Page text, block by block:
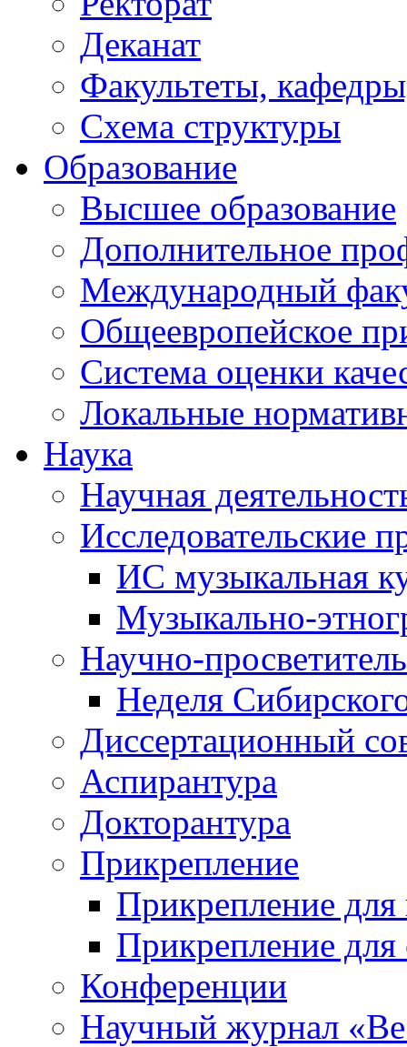
Деканат
Факультеты,
Схема структуры
Образование
Высшее образование
Дополнительное
Международный
Общеевропейское
Система оценки
Локальные
Наука
Научная
Исследовательские
ИС музыкальная
Музыкально-
Научно-
Неделя
Диссертационный
Аспирантура
Докторантура
Прикрепление
Прикрепление для
Прикрепление для
Конференции
Научный журнал